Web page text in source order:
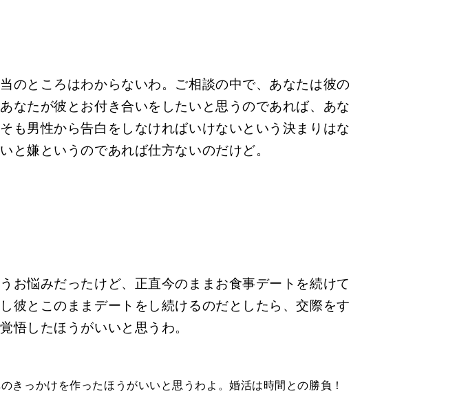
のところはわからないわ。ご相談の中で、あなたは彼の
なたが彼とお付き合いをしたいと思うのであれば、あな
も男性から告白をしなければいけないという決まりはな
と嫌というのであれば仕方ないのだけど。
お悩みだったけど、正直今のままお食事デートを続けて
彼とこのままデートをし続けるのだとしたら、交際をす
悟したほうがいいと思うわ。
きっかけを作ったほうがいいと思うわよ。婚活は時間との勝負！